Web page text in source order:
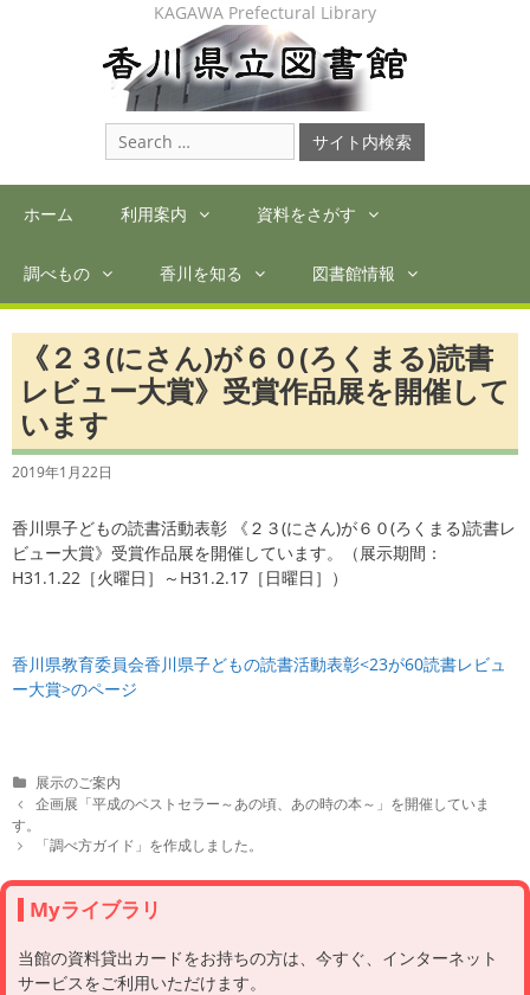
KAGAWA Prefectural Library
Search
for:
ホーム 利用案内 資料をさがす
調べもの 香川を知る 図書館情報
《２３(にさん)が６０(ろくまる)読書
レビュー大賞》受賞作品展を開催して
います
2019年1月22日
香川県子どもの読書活動表彰 《２３(にさん)が６０(ろくまる)読書レ
ビュー大賞》受賞作品展を開催しています。（展示期間：
H31.1.22［火曜日］～H31.2.17［日曜日］）
香川県教育委員会香川県子どもの読書活動表彰<23が60読書レビュ
ー大賞>のページ
C
a
e
o
r
i
s
展示のご案内
P
o
s
n
a
v
g
a
企画展「平成のベストセラー～あの頃、あの時の本～」を開催していま
す。
「調べ方ガイド」を作成しました。
Myライブラリ
当館の資料貸出カードをお持ちの方は、今すぐ、インターネット
サービスをご利用いただけます。